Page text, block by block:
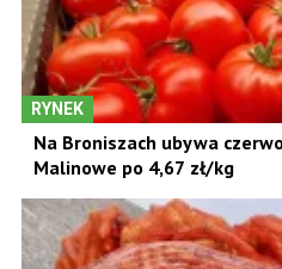
RYNEK
Na Broniszach ubywa
Malinowe po 4,67 zł/kg